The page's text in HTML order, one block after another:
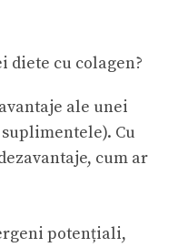
diete cu colagen?
ale unei
Cu
cum ar
potențiali,